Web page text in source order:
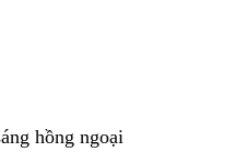
hồng ngoại